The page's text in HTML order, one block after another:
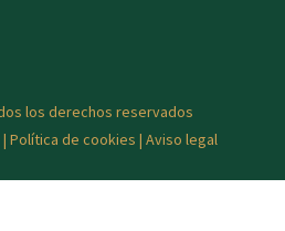
los derechos reservados
| Política de cookies | Aviso legal